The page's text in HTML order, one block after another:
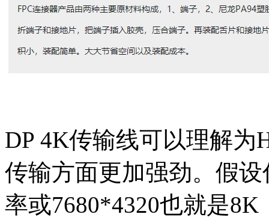
DP 4K传输线可以理解
传输方面更加强劲。假
率或7680*4320也就是